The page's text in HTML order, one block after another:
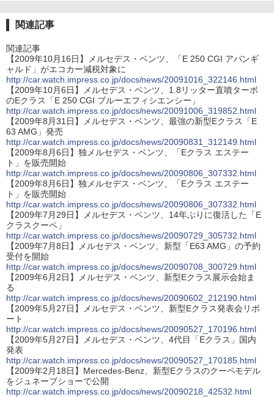
関連記事
関連記事
【2009年10月16日】メルセデス・ベンツ、「E 250 CGI アバンギ
ャルド」がエコカー減税対象に
http://car.watch.impress.co.jp/docs/news/20091016_322146.html
【2009年10月6日】メルセデス・ベンツ、1.8リッター直噴ターボ
のEクラス「E 250 CGI ブルーエフィシエンシー」
http://car.watch.impress.co.jp/docs/news/20091006_319852.html
【2009年8月31日】メルセデス・ベンツ、最強の新型Eクラス「E
63 AMG」発売
http://car.watch.impress.co.jp/docs/news/20090831_312149.html
【2009年8月6日】独メルセデス・ベンツ、「Eクラス エステー
ト」を販売開始
http://car.watch.impress.co.jp/docs/news/20090806_307332.html
【2009年8月6日】独メルセデス・ベンツ、「Eクラス エステー
ト」を販売開始
http://car.watch.impress.co.jp/docs/news/20090806_307332.html
【2009年7月29日】メルセデス・ベンツ、14年ぶりに復活した「E
クラスクーペ」
http://car.watch.impress.co.jp/docs/news/20090729_305732.html
【2009年7月8日】メルセデス・ベンツ、新型「E63 AMG」の予約
受付を開始
http://car.watch.impress.co.jp/docs/news/20090708_300729.html
【2009年6月2日】メルセデス・ベンツ、新型Eクラス展示会始ま
る
http://car.watch.impress.co.jp/docs/news/20090602_212190.html
【2009年5月27日】メルセデス・ベンツ、新型Eクラス発表会リポ
ート
http://car.watch.impress.co.jp/docs/news/20090527_170196.html
【2009年5月27日】メルセデス・ベンツ、4代目「Eクラス」国内
発表
http://car.watch.impress.co.jp/docs/news/20090527_170185.html
【2009年2月18日】Mercedes-Benz、新型Eクラスのクーペモデル
をジュネーブショーで公開
http://car.watch.impress.co.jp/docs/news/20090218_42532.html